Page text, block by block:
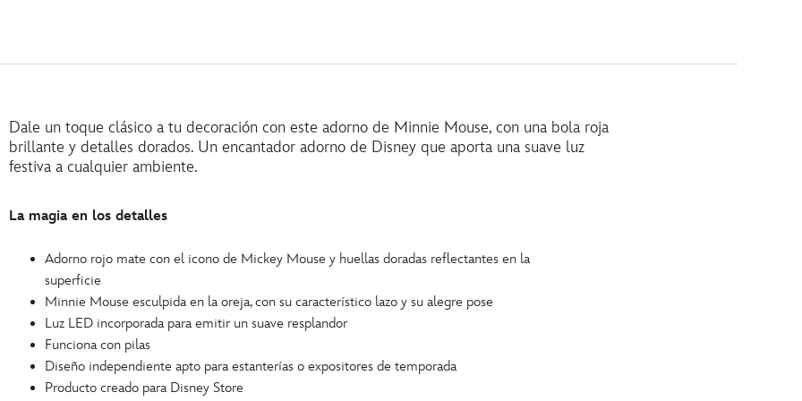
Dale un toque clásico a tu decoración con este adorno de Minnie Mouse, con una bola roja
brillante y detalles dorados. Un encantador adorno de Disney que aporta una suave luz
festiva a cualquier ambiente.
La magia en los detalles
Adorno rojo mate con el icono de Mickey Mouse y huellas doradas reflectantes en la
superficie
Minnie Mouse esculpida en la oreja, con su característico lazo y su alegre pose
Luz LED incorporada para emitir un suave resplandor
Funciona con pilas
Diseño independiente apto para estanterías o expositores de temporada
Producto creado para Disney Store